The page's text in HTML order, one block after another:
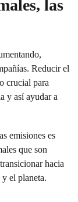
las
Reducir el
crucial para
y así ayudar a
emisiones es
que son
hacia
el planeta.